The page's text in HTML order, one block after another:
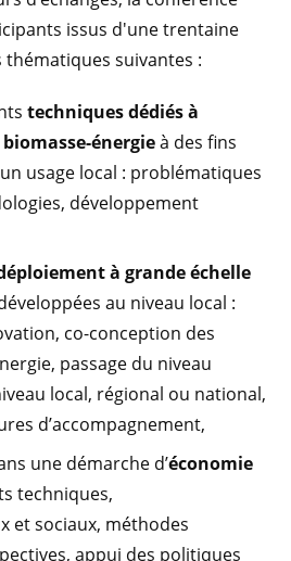
issus d'une trentaine
thématiques suivantes :
techniques dédiés à
énergieà des fins
usage local : problématiques
développement
à grande échelle
au niveau local :
co-conception des
passage du niveau
local, régional ou national,
d’accompagnement,
une démarche d’économie
techniques,
et sociaux, méthodes
appui des politiques